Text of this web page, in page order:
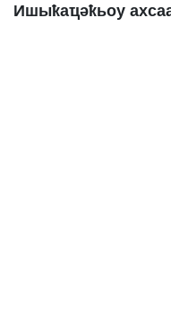
Ишыҟаҵәҟьоу